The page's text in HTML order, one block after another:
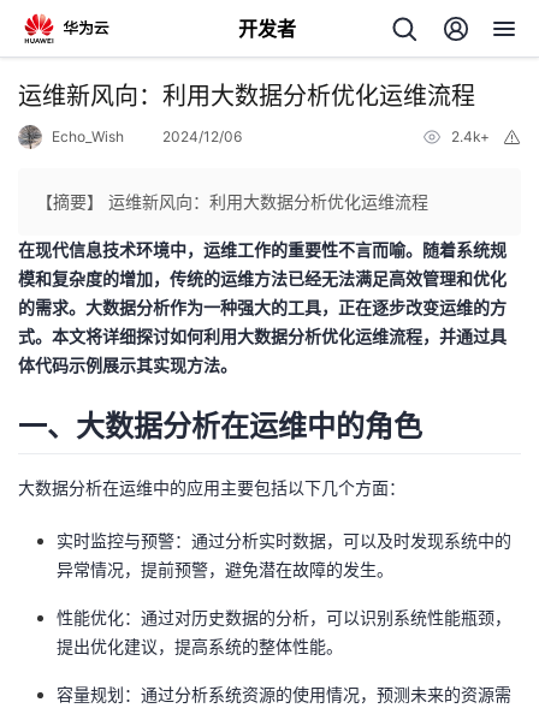
开发者
返
个
人
我
我
的
我
运维新风向：利用大数据分析优化运维流程
Echo_Wish 2024/12/06 2.4k+
【摘要】 运维新风向：利用大数据分析优化运维流程
在现代信息技术环境中，运维工作的重要性不言而喻。随着系统规
模和复杂度的增加，传统的运维方法已经无法满足高效管理和优化
的需求。大数据分析作为一种强大的工具，正在逐步改变运维的方
式。本文将详细探讨如何利用大数据分析优化运维流程，并通过具
体代码示例展示其实现方法。
一、大数据分析在运维中的角色
大数据分析在运维中的应用主要包括以下几个方面：
实时监控与预警：通过分析实时数据，可以及时发现系统中的
异常情况，提前预警，避免潜在故障的发生。
性能优化：通过对历史数据的分析，可以识别系统性能瓶颈，
提出优化建议，提高系统的整体性能。
容量规划：通过分析系统资源的使用情况，预测未来的资源需